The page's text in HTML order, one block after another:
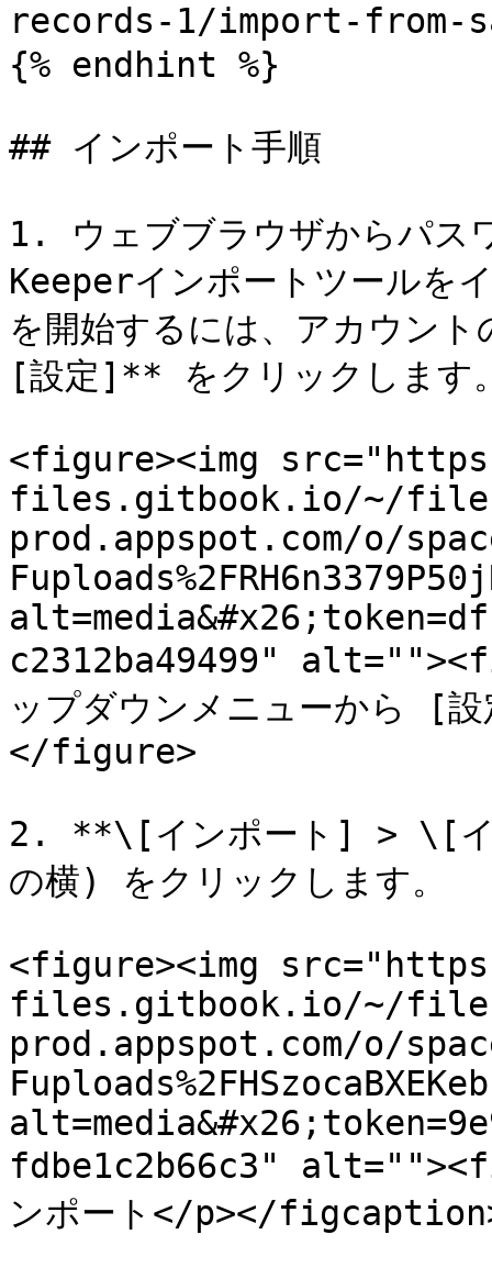
records-1/import-from-
{% endhint %}
## インポート手順
1. ウェブブラウザからパス
Keeperインポートツールを
を開始するには、アカウン
[設定]** をクリックします
<figure><img
files.gitbook.io/~/
prod.appspot.com/o/
c2312ba49499"
ップダウンメニューから
</figure>
2. **\[インポート] > \[イ
の横) をクリックします。
<figure><img
files.gitbook.io/~/
prod.appspot.com/o/
fdbe1c2b66c3"
ンポート</p></